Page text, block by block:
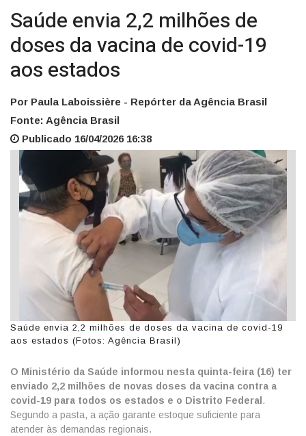
Saúde envia 2,2 milhões de
doses da vacina de covid-19
aos estados
Por Paula Laboissière - Repórter da Agência Brasil
Fonte: Agência Brasil
Publicado 16/04/2026 16:38
Saúde envia 2,2 milhões de doses da vacina de covid-19
aos estados (Fotos: Agência Brasil)
O Ministério da Saúde informou nesta quinta-feira (16) ter
enviado 2,2 milhões de novas doses da vacina contra a
covid-19 para todos os estados e o Distrito Federal .
Segundo a pasta, a ação garante estoque suficiente para
atender às demandas regionais.